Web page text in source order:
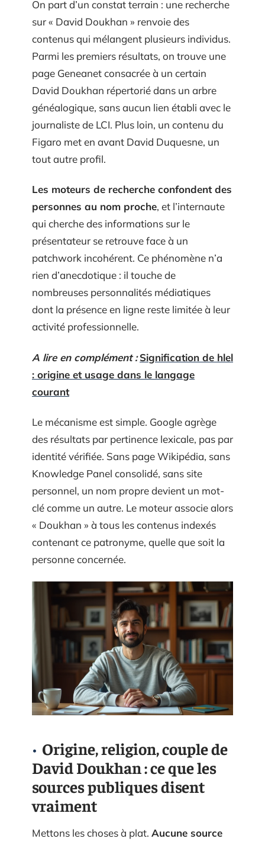
On part d’un constat terrain : une recherche
sur « David Doukhan » renvoie des
contenus qui mélangent plusieurs individus.
Parmi les premiers résultats, on trouve une
page Geneanet consacrée à un certain
David Doukhan répertorié dans un arbre
généalogique, sans aucun lien établi avec le
journaliste de LCI. Plus loin, un contenu du
Figaro met en avant David Duquesne, un
tout autre profil.
Les moteurs de recherche confondent des
personnes au nom proche, et l’internaute
qui cherche des informations sur le
présentateur se retrouve face à un
patchwork incohérent. Ce phénomène n’a
rien d’anecdotique : il touche de
nombreuses personnalités médiatiques
dont la présence en ligne reste limitée à leur
activité professionnelle.
A lire en complément : Signification de hlel
: origine et usage dans le langage
courant
Le mécanisme est simple. Google agrège
des résultats par pertinence lexicale, pas par
identité vérifiée. Sans page Wikipédia, sans
Knowledge Panel consolidé, sans site
personnel, un nom propre devient un mot-
clé comme un autre. Le moteur associe alors
« Doukhan » à tous les contenus indexés
contenant ce patronyme, quelle que soit la
personne concernée.
Origine, religion, couple de
David Doukhan : ce que les
sources publiques disent
vraiment
Mettons les choses à plat. Aucune source